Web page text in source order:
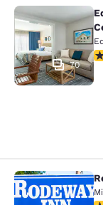
Edgar
70
Rodeway